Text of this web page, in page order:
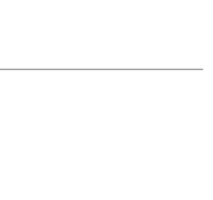
treuen Kund*innen
zuzusenden